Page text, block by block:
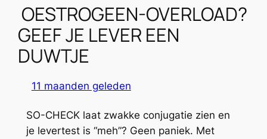
OESTROGEEN-OVERLOAD?
GEEF JE LEVER EEN
DUWTJE
11 maanden geleden
SO-CHECK laat zwakke conjugatie zien en
je levertest is “meh”? Geen paniek. Met